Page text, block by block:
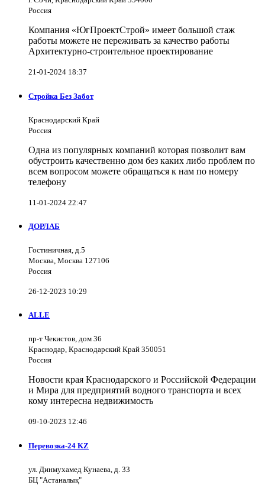
Россия
Компания «ЮгПроектСтрой» имеет большой стаж
работы можете не переживать за качество работы
Архитектурно-строительное проектирование
21-01-2024 18:37
Стройка Без Забот
Краснодарский Край
Россия
Одна из популярных компаний которая позволит вам
обустроить качественно дом без каких либо проблем по
всем вопросом можете обращаться к нам по номеру
телефону
11-01-2024 22:47
ДОРЛАБ
Гостиничная, д.5
Москва, Москва 127106
Россия
26-12-2023 10:29
ALLE
пр-т Чекистов, дом 36
Краснодар, Краснодарский Край 350051
Россия
Новости края Краснодарского и Российской Федерации
и Мира для предприятий водного транспорта и всех
кому интересна недвижимость
09-10-2023 12:46
Перевозка-24 KZ
ул. Динмухамед Кунаева, д. 33
БЦ "Астаналық"